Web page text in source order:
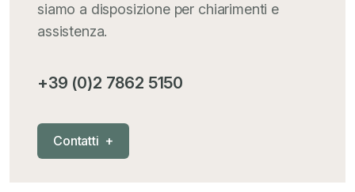
siamo a disposizione per chiarimenti e
assistenza.
+39 (0)2 7862 5150
Contatti +